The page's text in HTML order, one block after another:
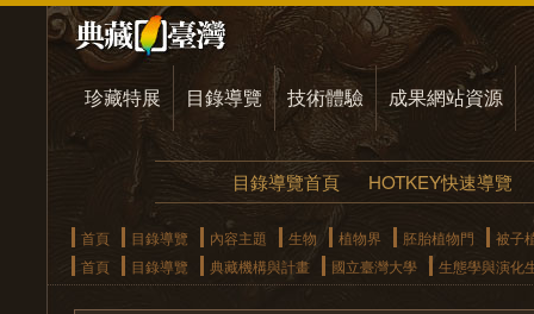
珍藏特展 目錄導覽 技術體驗 成果網站資源
目錄導覽首頁 HOTKEY快速導覽
首頁 目錄導覽 內容主題 生物 植物界 胚胎植物門
被子
首頁
目錄導覽 典藏機構與計畫 國立臺灣大學 生態學與演化